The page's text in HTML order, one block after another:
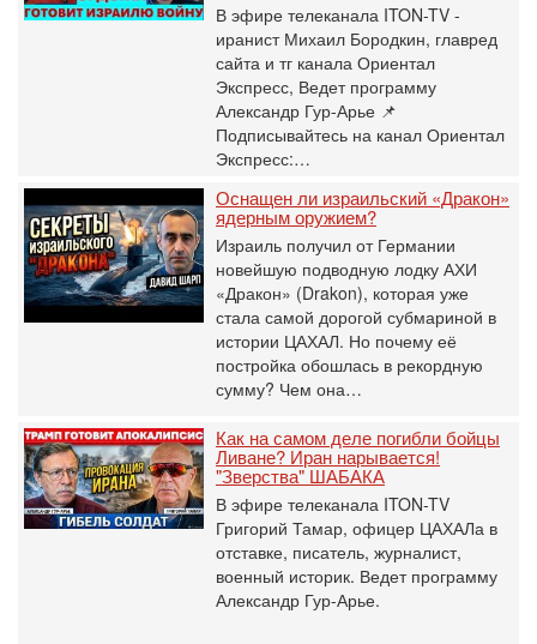
В эфире телеканала ITON-TV -
иранист Михаил Бородкин, главред
сайта и тг канала Ориентал
Экспресс, Ведет программу
Александр Гур-Арье 📌
Подписывайтесь на канал Ориентал
Экспресс:…
Оснащен ли израильский «Дракон»
ядерным оружием?
Израиль получил от Германии
новейшую подводную лодку АХИ
«Дракон» (Drakon), которая уже
стала самой дорогой субмариной в
истории ЦАХАЛ. Но почему её
постройка обошлась в рекордную
сумму? Чем она…
Как на самом деле погибли бойцы
Ливане? Иран нарывается!
"Зверства" ШАБАКА
В эфире телеканала ITON-TV
Григорий Тамар, офицер ЦАХАЛа в
отставке, писатель, журналист,
военный историк. Ведет программу
Александр Гур-Арье.